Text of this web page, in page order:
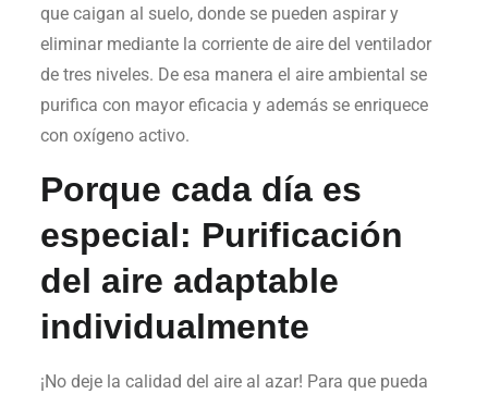
que caigan al suelo, donde se pueden aspirar y
eliminar mediante la corriente de aire del ventilador
de tres niveles. De esa manera el aire ambiental se
purifica con mayor eficacia y además se enriquece
con oxígeno activo.
Porque cada día es
especial: Purificación
del aire adaptable
individualmente
¡No deje la calidad del aire al azar! Para que pueda